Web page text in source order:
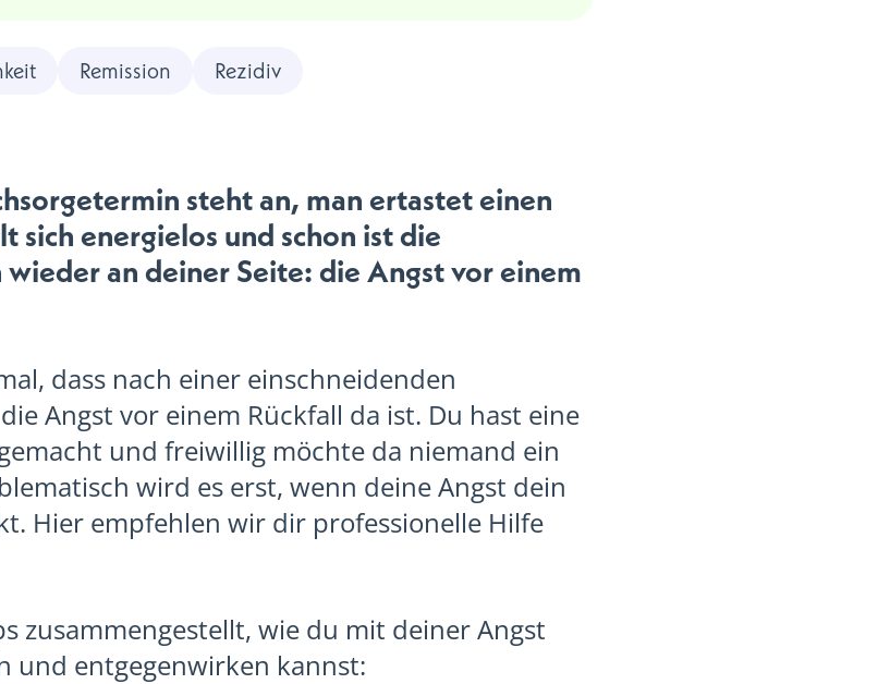
Remission Rezidiv
steht an, man ertastet einen
sich energielos und schon ist die
an deiner Seite: die Angst vor einem
dass nach einer einschneidenden
Angst vor einem Rückfall da ist. Du hast eine
und freiwillig möchte da niemand ein
wird es erst, wenn deine Angst dein
Hier empfehlen wir dir professionelle Hilfe
zusammengestellt, wie du mit deiner Angst
und entgegenwirken kannst: